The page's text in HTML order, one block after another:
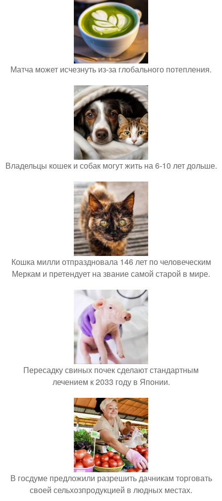
Матча может исчезнуть из-за глобального потепления.
Владельцы кошек и собак могут жить на 6-10 лет дольше.
Кошка милли отпраздновала 146 лет по человеческим
Меркам и претендует на звание самой старой в мире.
Пересадку свиных почек сделают стандартным
лечением к 2033 году в Японии.
В госдуме предложили разрешить дачникам торговать
своей сельхозпродукцией в людных местах.